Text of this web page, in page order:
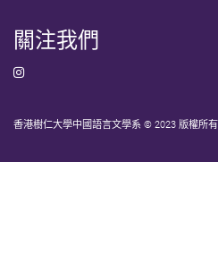
關注我們
香港樹仁大學中國語言文學系 © 2023 版權所有